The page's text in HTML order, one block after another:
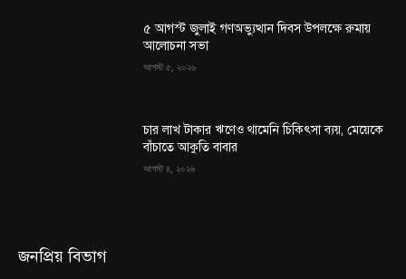
৫ আগস্ট জুলাই গণঅভ্যুত্থান দিবস উপলক্ষে রুমায়
আলোচনা সভা
আগস্ট ৫, ২০২৬
চার লাখ টাকার ঋণেও থামেনি চিকিৎসা ব্যয়, মেয়েকে
বাঁচাতে আকুতি বাবার
আগস্ট ৪, ২০২৬
জনপ্রিয় বিভাগ